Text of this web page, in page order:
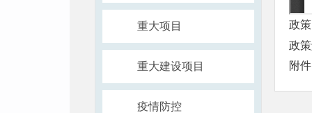
重大项目
重大建设项目
疫情防控
政
政
附